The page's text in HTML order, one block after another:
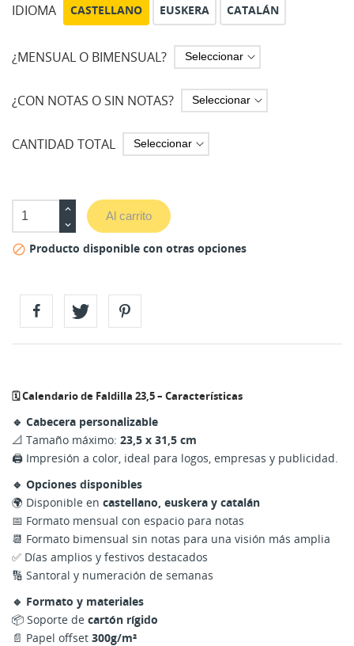
IDIOMA CASTELLANO EUSKERA CATALÁN
¿MENSUAL O BIMENSUAL?
¿CON NOTAS O SIN NOTAS?
CANTIDAD TOTAL
Al carrito
 Producto disponible con otras opciones
🗓️ Calendario de Faldilla 23,5 – Características
🔹 Cabecera personalizable
📐 Tamaño máximo: 23,5 x 31,5 cm
🖨️ Impresión a color, ideal para logos, empresas y publicidad.
🔹 Opciones disponibles
🌍 Disponible en castellano, euskera y catalán
📅 Formato mensual con espacio para notas
📆 Formato bimensual sin notas para una visión más amplia
✅ Días amplios y festivos destacados
🔢 Santoral y numeración de semanas
🔹 Formato y materiales
📦 Soporte de cartón rígido
📄 Papel offset 300g/m²